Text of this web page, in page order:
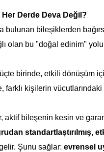
Derde Deva Değil?
bulunan bileşiklerden
olan bu "doğal edinim"
üçte birinde, etkili dönüşüm
farklı kişilerin
aktif bileşenin kesin ve
standartlaştırılmış,
Şunu sağlar: evrensel